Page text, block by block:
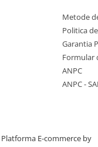
Metode
Politica
Garantia
Formular
ANPC
ANPC -
Platforma E-commerce by